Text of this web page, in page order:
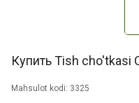
Купить Tish cho'tkasi
Mahsulot kodi: 3325